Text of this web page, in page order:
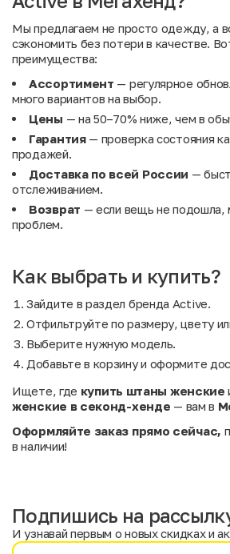
Мы предлагаем не просто одежду, а
сэкономить без потери в качестве.
преимущества:
Ассортимент — регулярное
много вариантов на выбор.
Цены — на 50–70% ниже, чем в
Гарантия— проверка состояния
продажей.
Доставка по всей России —
отслеживанием.
Возврат — если вещь не подошла,
проблем.
Как выбрать и купить?
Зайдите в раздел бренда Active.
Отфильтруйте по размеру, цвету
Выберите нужную модель.
Добавьте в корзину и оформите
Ищете, где купить штаны женские
женские в секонд-хенде — вам в
Оформляйте заказ прямо сейчас,
в наличии!
Подпишись на
И узнавай первым о новых скидках и